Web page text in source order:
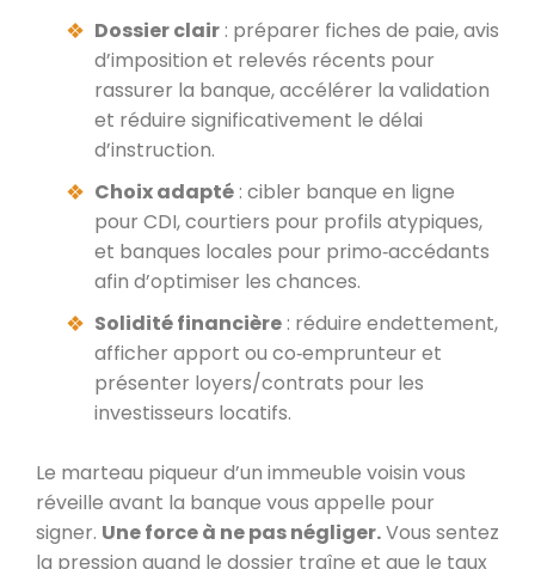
Dossier clair : préparer fiches de paie, avis
d’imposition et relevés récents pour
rassurer la banque, accélérer la validation
et réduire significativement le délai
d’instruction.
Choix adapté : cibler banque en ligne
pour CDI, courtiers pour profils atypiques,
et banques locales pour primo‑accédants
afin d’optimiser les chances.
Solidité financière : réduire endettement,
afficher apport ou co‑emprunteur et
présenter loyers/contrats pour les
investisseurs locatifs.
Le marteau piqueur d’un immeuble voisin vous
réveille avant la banque vous appelle pour
signer. Une force à ne pas négliger.Vous sentez
la pression quand le dossier traîne et que le taux